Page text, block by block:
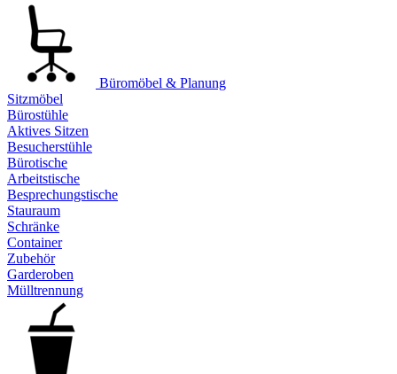
Büromöbel & Planung
Sitzmöbel
Bürostühle
Aktives Sitzen
Besucherstühle
Bürotische
Arbeitstische
Besprechungstische
Stauraum
Schränke
Container
Zubehör
Garderoben
Mülltrennung